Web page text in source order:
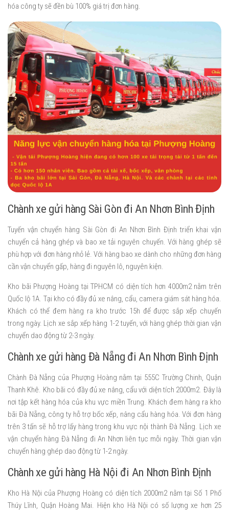
hóa công ty sẽ đền bù 100% giá trị đơn hàng.
Chành xe gửi hàng Sài Gòn đi An Nhơn Bình Định
Tuyến vận chuyển hàng Sài Gòn đi An Nhơn Bình Định triển khai vận
chuyển cả hàng ghép và bao xe tải nguyên chuyến. Với hàng ghép sẽ
phù hợp với đơn hàng nhỏ lẻ. Với hàng bao xe dành cho những đơn hàng
cần vận chuyển gấp, hàng đi nguyên lô, nguyên kiện.
Kho bãi Phượng Hoàng tại TPHCM có diện tích hơn 4000m2 nằm trên
Quốc lộ 1A. Tại kho có đầy đủ xe nâng, cẩu, camera giám sát hàng hóa.
Khách có thể đem hàng ra kho trước 15h để được sắp xếp chuyến
trong ngày. Lịch xe sắp xếp hàng 1-2 tuyến, với hàng ghép thời gian vận
chuyển dao động từ 2-3 ngày.
Chành xe gửi hàng Đà Nẵng đi An Nhơn Bình Định
Chành Đà Nẵng của Phượng Hoàng nằm tại 555C Trường Chinh, Quận
Thanh Khê. Kho bãi có đầy đủ xe nâng, cẩu với diện tích 2000m2. Đây là
nơi tập kết hàng hóa của khu vực miền Trung. Khách đem hàng ra kho
bãi Đà Nẵng, công ty hỗ trợ bốc xếp, nâng cẩu hàng hóa. Với đơn hàng
trên 3 tấn sẽ hỗ trợ lấy hàng trong khu vực nội thành Đà Nẵng. Lịch xe
vận chuyển hàng Đà Nẵng đi An Nhơn liên tục mỗi ngày. Thời gian vận
chuyển hàng ghép dao động từ 1-2 ngày.
Chành xe gửi hàng Hà Nội đi An Nhơn Bình Định
Kho Hà Nội của Phượng Hoàng có diện tích 2000m2 nằm tại Số 1 Phố
Thúy Lĩnh, Quận Hoàng Mai. Hiện kho Hà Nội có số lượng xe hơn 25